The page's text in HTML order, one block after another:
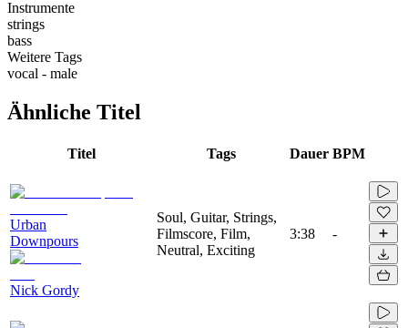
Instrumente
strings
bass
Weitere Tags
vocal - male
Ähnliche Titel
Titel Tags Dauer BPM
Urban
Downpours
Nick Gordy
Soul, Guitar, Strings,
Filmscore, Film,
Neutral, Exciting
3:38 -